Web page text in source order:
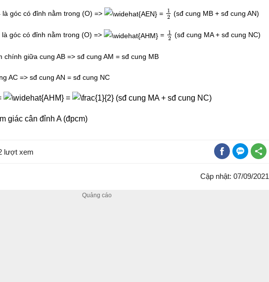
là góc có đỉnh nằm trong (O) => = 1 (sđ cung MB + sđ cung AN)
là góc có đỉnh nằm trong (O) => = 1 (sđ cung MA + sđ cung NC)
chính giữa cung AB => sđ cung AM = sđ cung MB
AC => sđ cung AN = sđ cung NC
= (sđ cung MA + sđ cung NC)
giác cân đỉnh A (đpcm)
lượt xem
Cập nhật: 07/09/2021